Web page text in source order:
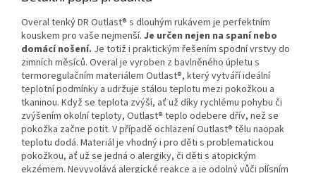
Overal tenký DR Outlast® s dlouhým rukávem je perfektním
kouskem pro vaše nejmenší. Je určen nejen na spaní nebo
domácí nošení. Je totiž i praktickým řešením spodní vrstvy do
zimních měsíců. Overal je vyroben z bavlněného úpletu s
termoregulačním materiálem Outlast®, který vytváří ideální
teplotní podmínky a udržuje stálou teplotu mezi pokožkou a
tkaninou. Když se teplota zvýší, ať už díky rychlému pohybu či
zvýšením okolní teploty, Outlast® teplo odebere dřív, než se
pokožka začne potit. V případě ochlazení Outlast® tělu naopak
teplotu dodá. Materiál je vhodný i pro děti s problematickou
pokožkou, ať už se jedná o alergiky, či děti s atopickým
ekzémem. Nevyvolává alergické reakce a je odolný vůči plísním